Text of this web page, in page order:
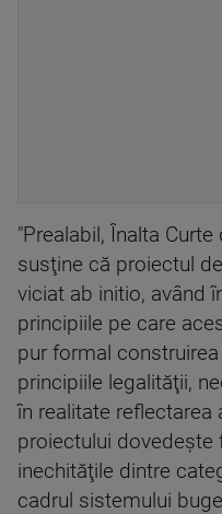
"Prealabil, Înalta
susţine că proiectul
viciat ab initio, având
principiile pe care
pur formal
principiile legalităţii,
în realitate reflectarea
proiectului dovedeşte
inechităţile dintre
cadrul sistemului